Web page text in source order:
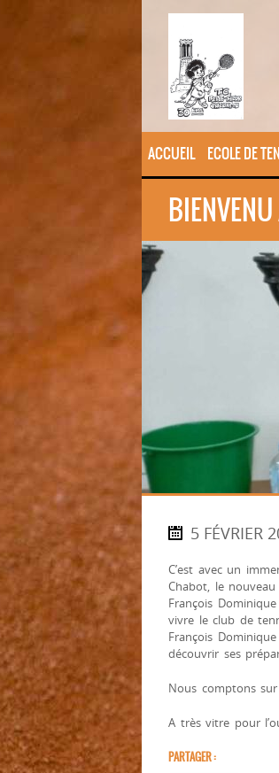
ACCUEIL ECOLE DE
5 FÉVRIER
C’est avec un
Chabot, le
François
vivre le club de
François
découvrir ses
Nous comptons
A très vitre pour
PARTAGER :